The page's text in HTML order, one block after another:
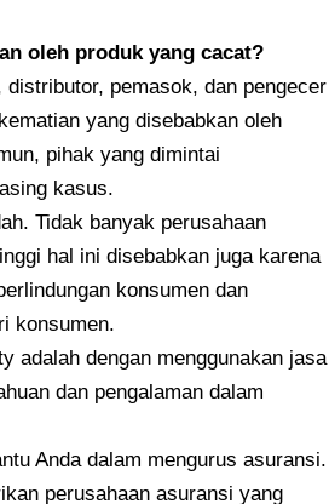
oleh produk yang cacat?
distributor, pemasok, dan pengecer
yang disebabkan oleh
pihak yang dimintai
kasus.
Tidak banyak perusahaan
hal ini disebabkan juga karena
konsumen dan
konsumen.
adalah dengan menggunakan jasa
dan pengalaman dalam
Anda dalam mengurus asuransi.
perusahaan asuransi yang